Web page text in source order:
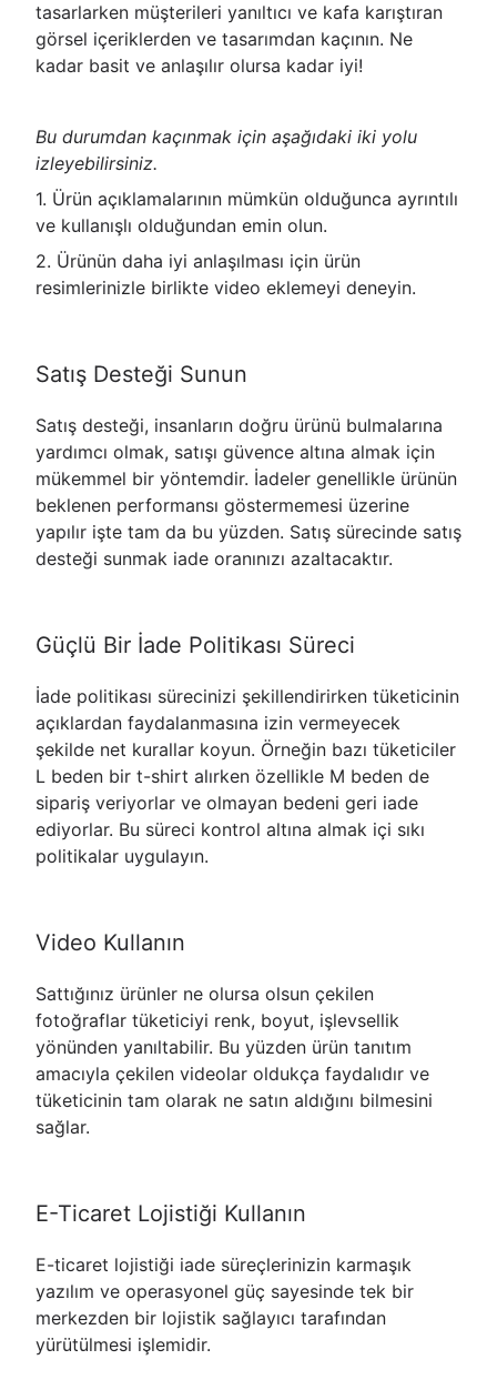
tasarlarken müşterileri yanıltıcı ve kafa karıştıran
görsel içeriklerden ve tasarımdan kaçının. Ne
kadar basit ve anlaşılır olursa kadar iyi!
Bu durumdan kaçınmak için aşağıdaki iki yolu
izleyebilirsiniz.
1. Ürün açıklamalarının mümkün olduğunca ayrıntılı
ve kullanışlı olduğundan emin olun.
2. Ürünün daha iyi anlaşılması için ürün
resimlerinizle birlikte video eklemeyi deneyin.
Satış Desteği Sunun
Satış desteği, insanların doğru ürünü bulmalarına
yardımcı olmak, satışı güvence altına almak için
mükemmel bir yöntemdir. İadeler genellikle ürünün
beklenen performansı göstermemesi üzerine
yapılır işte tam da bu yüzden. Satış sürecinde satış
desteği sunmak iade oranınızı azaltacaktır.
Güçlü Bir İade Politikası Süreci
İade politikası sürecinizi şekillendirirken tüketicinin
açıklardan faydalanmasına izin vermeyecek
şekilde net kurallar koyun. Örneğin bazı tüketiciler
L beden bir t-shirt alırken özellikle M beden de
sipariş veriyorlar ve olmayan bedeni geri iade
ediyorlar. Bu süreci kontrol altına almak içi sıkı
politikalar uygulayın.
Video Kullanın
Sattığınız ürünler ne olursa olsun çekilen
fotoğraflar tüketiciyi renk, boyut, işlevsellik
yönünden yanıltabilir. Bu yüzden ürün tanıtım
amacıyla çekilen videolar oldukça faydalıdır ve
tüketicinin tam olarak ne satın aldığını bilmesini
sağlar.
E-Ticaret Lojistiği Kullanın
E-ticaret lojistiği iade süreçlerinizin karmaşık
yazılım ve operasyonel güç sayesinde tek bir
merkezden bir lojistik sağlayıcı tarafından
yürütülmesi işlemidir.